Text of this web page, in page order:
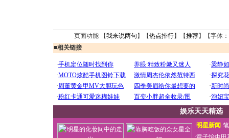
页面功能 【我来说两句 】【热点排行】【推荐】【字体：
■相关链接
娱乐天天精选
·明星新闻-